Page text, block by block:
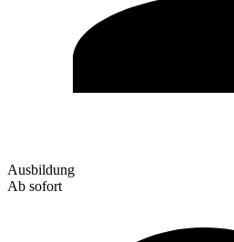
Ausbildung
Ab sofort